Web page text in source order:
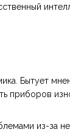
Бытует
приборов
из-за